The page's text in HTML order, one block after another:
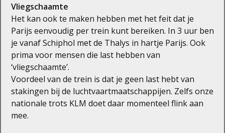
Vliegschaamte
Het kan ook te maken hebben met het feit dat je
Parijs eenvoudig per trein kunt bereiken. In 3 uur ben
je vanaf Schiphol met de Thalys in hartje Parijs. Ook
prima voor mensen die last hebben van
‘vliegschaamte’.
Voordeel van de trein is dat je geen last hebt van
stakingen bij de luchtvaartmaatschappijen. Zelfs onze
nationale trots KLM doet daar momenteel flink aan
mee.